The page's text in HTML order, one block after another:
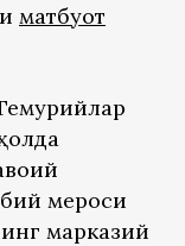
матбуот
мероси
марказий